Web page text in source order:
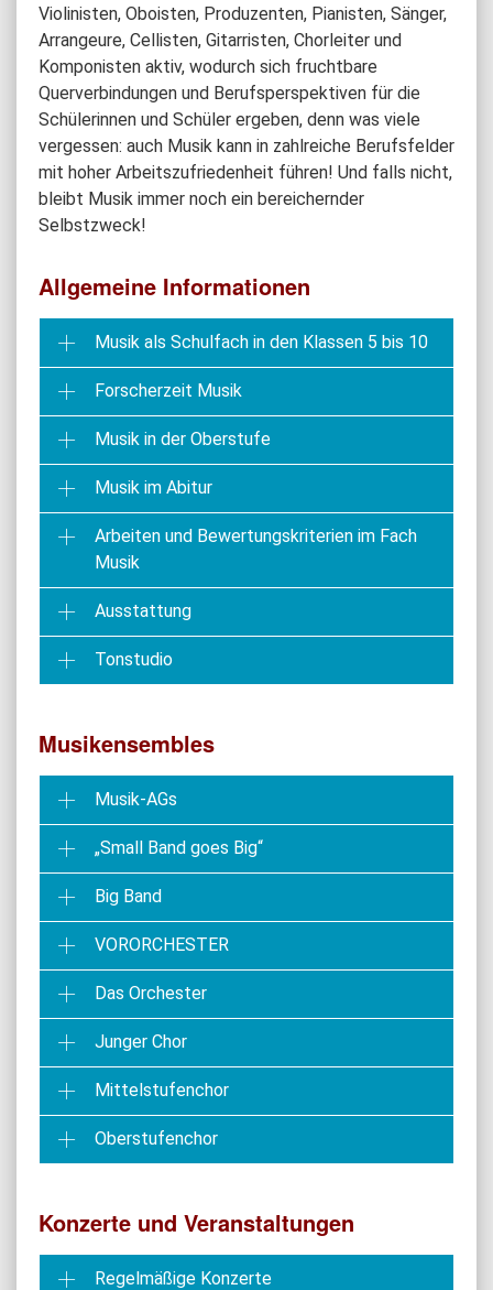
Violinisten, Oboisten, Produzenten, Pianisten, Sänger,
Arrangeure, Cellisten, Gitarristen, Chorleiter und
Komponisten aktiv, wodurch sich fruchtbare
Querverbindungen und Berufsperspektiven für die
Schülerinnen und Schüler ergeben, denn was viele
vergessen: auch Musik kann in zahlreiche Berufsfelder
mit hoher Arbeitszufriedenheit führen! Und falls nicht,
bleibt Musik immer noch ein bereichernder
Selbstzweck!
Allgemeine Informationen
Musik als Schulfach in den Klassen 5 bis 10
Forscherzeit Musik
Musik in der Oberstufe
Musik im Abitur
Arbeiten und Bewertungskriterien im Fach
Musik
Ausstattung
Tonstudio
Musikensembles
Musik-AGs
„Small Band goes Big“
Big Band
VORORCHESTER
Das Orchester
Junger Chor
Mittelstufenchor
Oberstufenchor
Konzerte und Veranstaltungen
Regelmäßige Konzerte